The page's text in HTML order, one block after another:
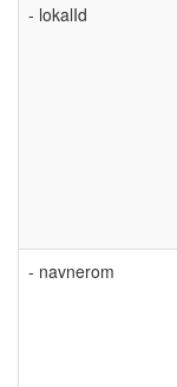
- lokalId
- navnerom